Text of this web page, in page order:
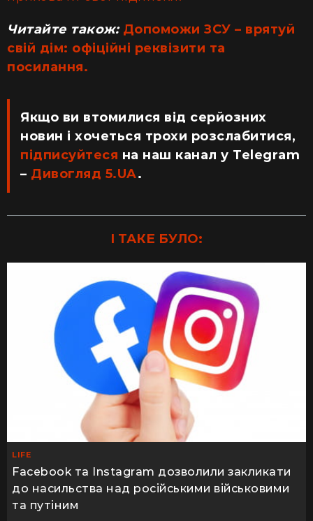
Читайте також: Допоможи ЗСУ – врятуй
свій дім: офіційні реквізити та
посилання.
Якщо ви втомилися від серйозних
новин і хочеться трохи розслабитися,
підписуйтеся на наш канал у Telegram
– Дивогляд 5.UA.
І ТАКЕ БУЛО:
LIFE
Facebook та Instagram дозволили закликати
до насильства над російськими військовими
та путіним